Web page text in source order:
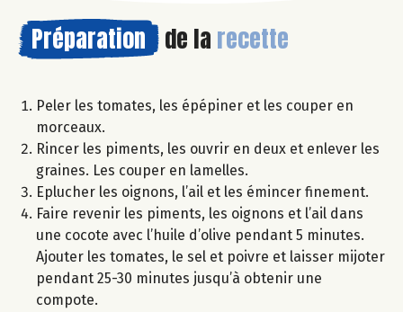
Préparation de la recette
Peler les tomates, les épépiner et les couper en
morceaux.
Rincer les piments, les ouvrir en deux et enlever les
graines. Les couper en lamelles.
Eplucher les oignons, l’ail et les émincer finement.
Faire revenir les piments, les oignons et l’ail dans
une cocote avec l’huile d’olive pendant 5 minutes.
Ajouter les tomates, le sel et poivre et laisser mijoter
pendant 25-30 minutes jusqu’à obtenir une
compote.